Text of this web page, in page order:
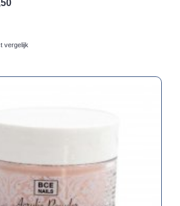
vergelijk